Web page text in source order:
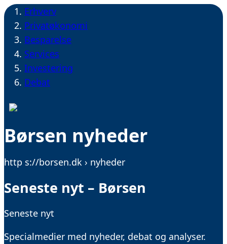
Erhverv
Privatøkonomi
Besparelse
Services
Investering
Debat
Børsen nyheder
http s://borsen.dk › nyheder
Seneste nyt – Børsen
Seneste nyt
Specialmedier med nyheder, debat og analyser.